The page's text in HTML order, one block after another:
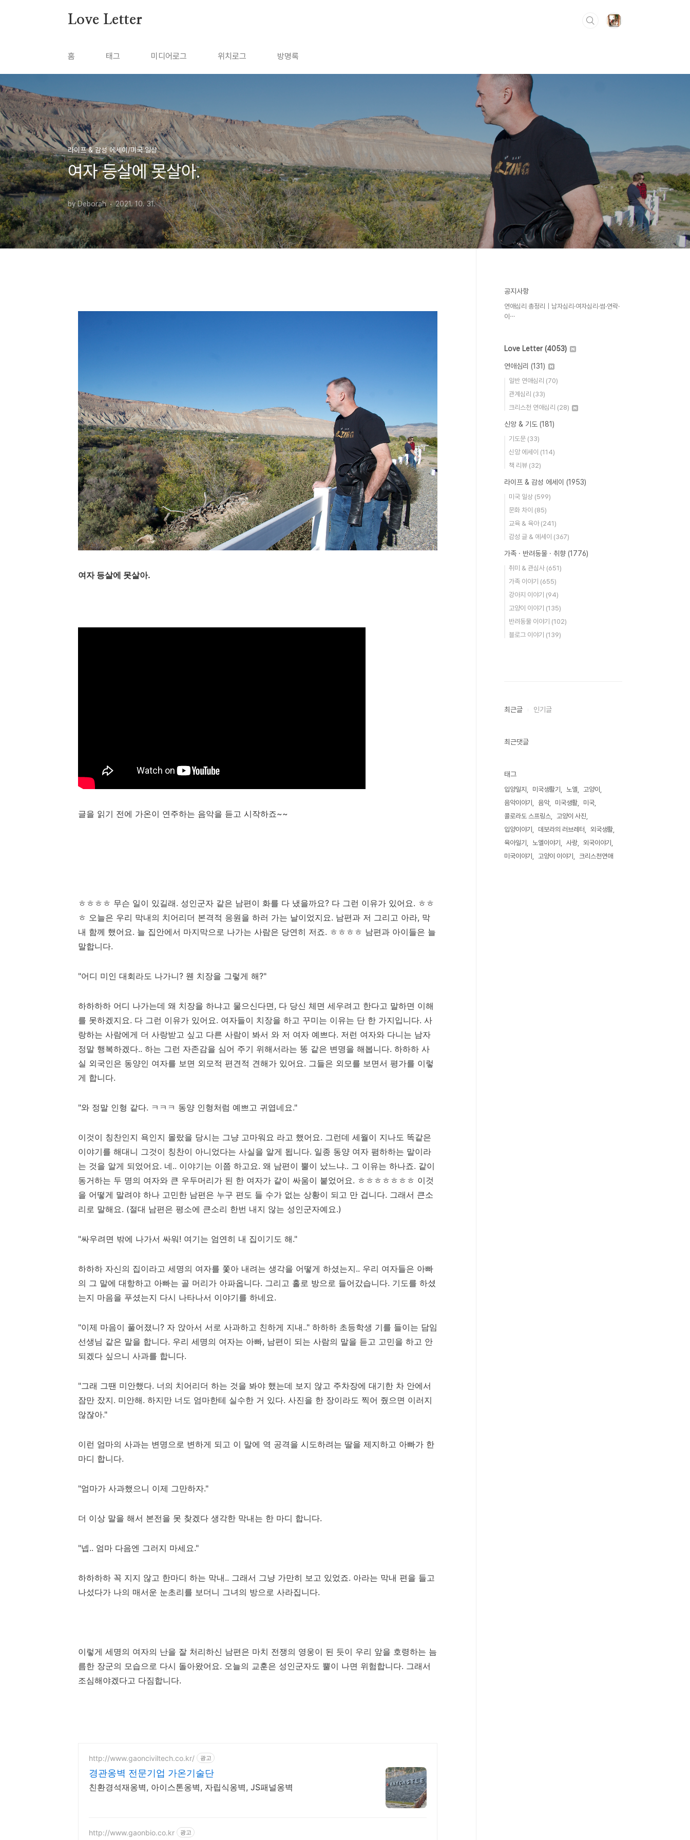
Love Letter
홈 태그 미디어로그 위치로그 방명록
라이프 & 감성 에세이/미국 일상
여자 등살에 못살아.
by Deborah 2021. 10. 31.
여자 등살에 못살아.
글을 읽기 전에 가온이 연주하는 음악을 듣고 시작하죠~~
ㅎㅎㅎㅎ 무슨 일이 있길래. 성인군자 같은 남편이 화를 다 냈을까요? 다 그런 이유가 있어요. ㅎㅎ
ㅎ 오늘은 우리 막내의 치어리더 본격적 응원을 하러 가는 날이었지요. 남편과 저 그리고 아라, 막
내 함께 했어요. 늘 집안에서 마지막으로 나가는 사람은 당연히 저죠. ㅎㅎㅎㅎ 남편과 아이들은 늘
말합니다.
"어디 미인 대회라도 나가니? 웬 치장을 그렇게 해?"
하하하하 어디 나가는데 왜 치장을 하냐고 물으신다면, 다 당신 체면 세우려고 한다고 말하면 이해
를 못하겠지요. 다 그런 이유가 있어요. 여자들이 치장을 하고 꾸미는 이유는 단 한 가지입니다. 사
랑하는 사람에게 더 사랑받고 싶고 다른 사람이 봐서 와 저 여자 예쁘다. 저런 여자와 다니는 남자
정말 행복하겠다.. 하는 그런 자존감을 심어 주기 위해서라는 똥 같은 변명을 해봅니다. 하하하 사
실 외국인은 동양인 여자를 보면 외모적 편견적 견해가 있어요. 그들은 외모를 보면서 평가를 이렇
게 합니다.
"와 정말 인형 같다. ㅋㅋㅋ 동양 인형처럼 예쁘고 귀엽네요."
이것이 칭찬인지 욕인지 몰랐을 당시는 그냥 고마워요 라고 했어요. 그런데 세월이 지나도 똑같은
이야기를 해대니 그것이 칭찬이 아니었다는 사실을 알게 됩니다. 일종 동양 여자 폄하하는 말이라
는 것을 알게 되었어요. 네.. 이야기는 이쯤 하고요. 왜 남편이 뿔이 났느냐.. 그 이유는 하나죠. 같이
동거하는 두 명의 여자와 큰 우두머리가 된 한 여자가 같이 싸움이 붙었어요. ㅎㅎㅎㅎㅎㅎㅎ 이것
을 어떻게 말려야 하나 고민한 남편은 누구 편도 들 수가 없는 상황이 되고 만 겁니다. 그래서 큰소
리로 말해요. (절대 남편은 평소에 큰소리 한번 내지 않는 성인군자예요.)
"싸우려면 밖에 나가서 싸워! 여기는 엄연히 내 집이기도 해."
하하하 자신의 집이라고 세명의 여자를 쫓아 내려는 생각을 어떻게 하셨는지.. 우리 여자들은 아빠
의 그 말에 대항하고 아빠는 골 머리가 아파옵니다. 그리고 홀로 방으로 들어갔습니다. 기도를 하셨
는지 마음을 푸셨는지 다시 나타나서 이야기를 하네요.
"이제 마음이 풀어졌니? 자 앉아서 서로 사과하고 친하게 지내.." 하하하 초등학생 기를 들이는 담임
선생님 같은 말을 합니다. 우리 세명의 여자는 아빠, 남편이 되는 사람의 말을 듣고 고민을 하고 안
되겠다 싶으니 사과를 합니다.
"그래 그땐 미안했다. 너의 치어리더 하는 것을 봐야 했는데 보지 않고 주차장에 대기한 차 안에서
잠만 잤지. 미안해. 하지만 너도 엄마한테 실수한 거 있다. 사진을 한 장이라도 찍어 줬으면 이러지
않잖아."
이런 엄마의 사과는 변명으로 변하게 되고 이 말에 역 공격을 시도하려는 딸을 제지하고 아빠가 한
마디 합니다.
"엄마가 사과했으니 이제 그만하자."
더 이상 말을 해서 본전을 못 찾겠다 생각한 막내는 한 마디 합니다.
"넵.. 엄마 다음엔 그러지 마세요."
하하하하 꼭 지지 않고 한마디 하는 막내.. 그래서 그냥 가만히 보고 있었죠. 아라는 막내 편을 들고
나섰다가 나의 매서운 눈초리를 보더니 그녀의 방으로 사라집니다.
이렇게 세명의 여자의 난을 잘 처리하신 남편은 마치 전쟁의 영웅이 된 듯이 우리 앞을 호령하는 늠
름한 장군의 모습으로 다시 돌아왔어요. 오늘의 교훈은 성인군자도 뿔이 나면 위험합니다. 그래서
조심해야겠다고 다짐합니다.
http://www.gaonciviltech.co.kr/ 광고
경관옹벽 전문기업 가온기술단
친환경석재옹벽, 아이스톤옹벽, 자립식옹벽, JS패널옹벽
http://www.gaonbio.co.kr 광고
공지사항
연애심리 총정리｜남자심리·여자심리·썸·연락·
이⋯
Love Letter (4053)
연애심리 (131)
일반 연애심리 (70)
관계심리 (33)
크리스천 연애심리 (28)
신앙 & 기도 (181)
기도문 (33)
신앙 에세이 (114)
책 리뷰 (32)
라이프 & 감성 에세이 (1953)
미국 일상 (599)
문화 차이 (85)
교육 & 육아 (241)
감성 글 & 에세이 (367)
가족 · 반려동물 · 취향 (1776)
취미 & 관심사 (651)
가족 이야기 (655)
강아지 이야기 (94)
고양이 이야기 (135)
반려동물 이야기 (102)
블로그 이야기 (139)
최근글 인기글
최근댓글
태그
입양일지 미국생활기 노엘
고양이
음악이야기
음악 미국생활
미국
콜로라도 스프링스
고양이 사진
입양이야기
데보라의 러브레터
외국생활
육아일기
노엘이야기 사랑
외국이야기
미국이야기
고양이 이야기 크리스천연애